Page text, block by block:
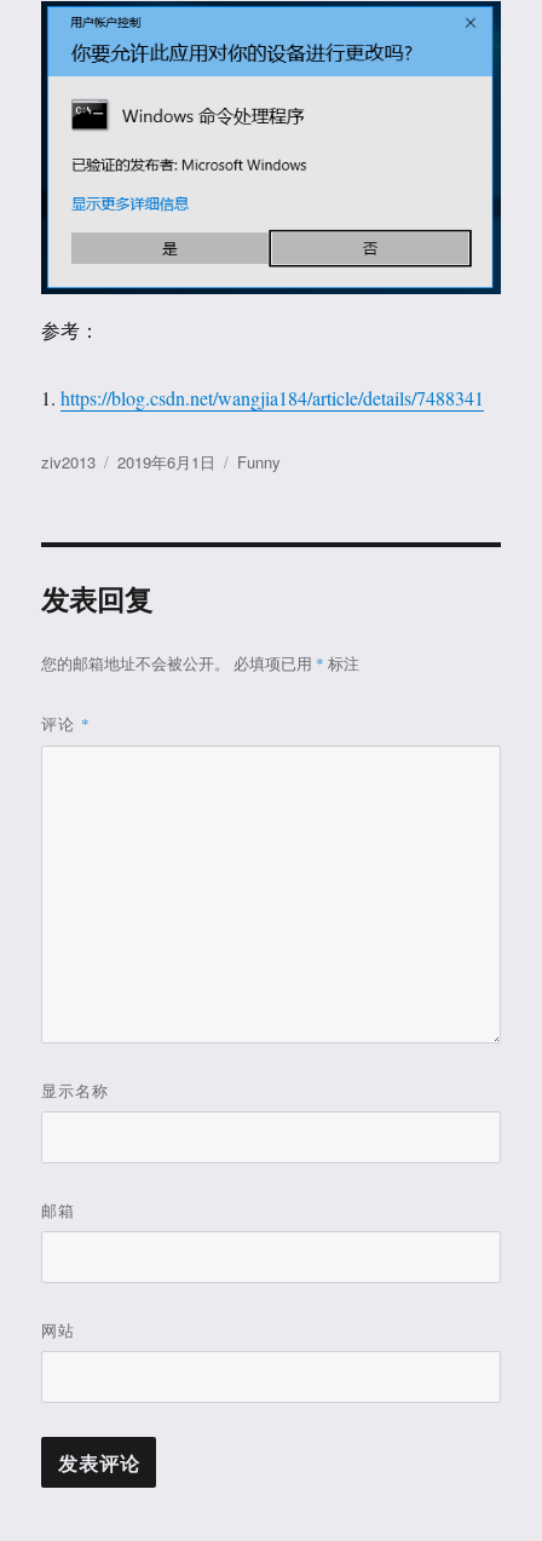
参考：
1.https://blog.csdn.net/wangjia184/article/details/7488341
作
ziv2013
发
2019年6月1日
分
Funny
发表回复
您的邮箱地址不会被公开。 必填项已用 * 标注
评论 *
显示名称
邮箱
网站